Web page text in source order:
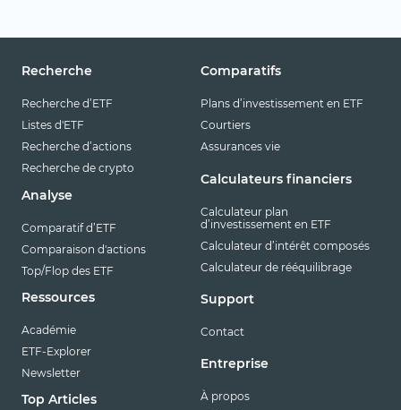
Recherche
Recherche d’ETF
Listes d'ETF
Recherche d’actions
Recherche de crypto
Analyse
Comparatif d’ETF
Comparaison d'actions
Top/Flop des ETF
Ressources
Académie
ETF-Explorer
Newsletter
Top Articles
Comparatifs
Plans d’investissement en ETF
Courtiers
Assurances vie
Calculateurs financiers
Calculateur plan
d’investissement en ETF
Calculateur d’intérêt composés
Calculateur de rééquilibrage
Support
Contact
Entreprise
À propos